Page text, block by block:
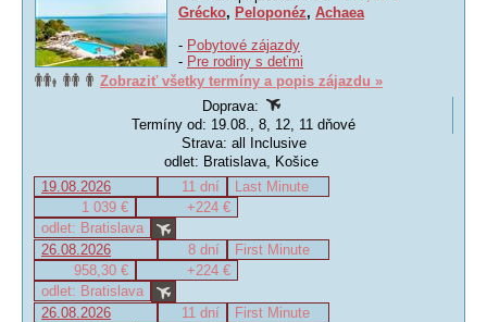
Grécko, Peloponéz, Achaea
- Pobytové zájazdy
- Pre rodiny s deťmi
Zobraziť všetky termíny a popis zájazdu »
Doprava:
Termíny od: 19.08., 8, 12, 11 dňové
Strava: all Inclusive
odlet: Bratislava, Košice
19.08.2026
11 dní
Last Minute
1 039 €
+224 €
odlet: Bratislava
26.08.2026
8 dní
First Minute
958,30 €
+224 €
odlet: Bratislava
26.08.2026
11 dní
First Minute